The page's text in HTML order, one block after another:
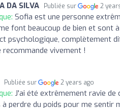
DA SILVA Publiée sur 2
Sofia est une personne
font beaucoup de bien et sont
psychologique, complètement
recommande vivement !
Publiée sur 2 years ago
J'ai été extrêmement ravie de
à perdre du poids pour me